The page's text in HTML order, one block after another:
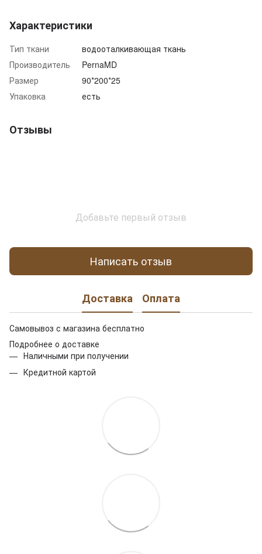
Характеристики
Тип ткани
водооталкивающая ткань
Производитель
PernaMD
Размер
90*200*25
Упаковка
есть
Отзывы
Добавьте первый отзыв
Написать отзыв
Доставка Оплата
Самовывоз с магазина бесплатно
Подробнее о доставке
Наличными при получении
Кредитной картой